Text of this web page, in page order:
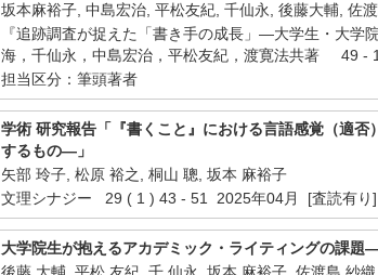
坂本麻裕子, 中島宏治, 平松友紀, 千仙永, 後藤大輔, 佐
『追跡調査が捉えた「書き手の成長」―大学生・大学
海，千仙永，中島宏治，平松友紀，渡寛法共著 49 -
担当区分：筆頭著者
学術 研究報告「『書くこと』における言語感覚（適
するもの―」
矢部 玲子, 松原 裕之, 桐山 聰, 坂本 麻裕子
文理シナジー 29 ( 1 ) 43 - 51 2025年04月 [査読有り]
大学院生が抱えるアカデミック・ライティングの課